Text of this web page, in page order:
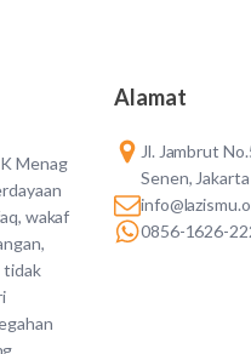
Menag
wakaf
tidak
Alamat
Jl. Jambrut
Senen,
0856-1626-